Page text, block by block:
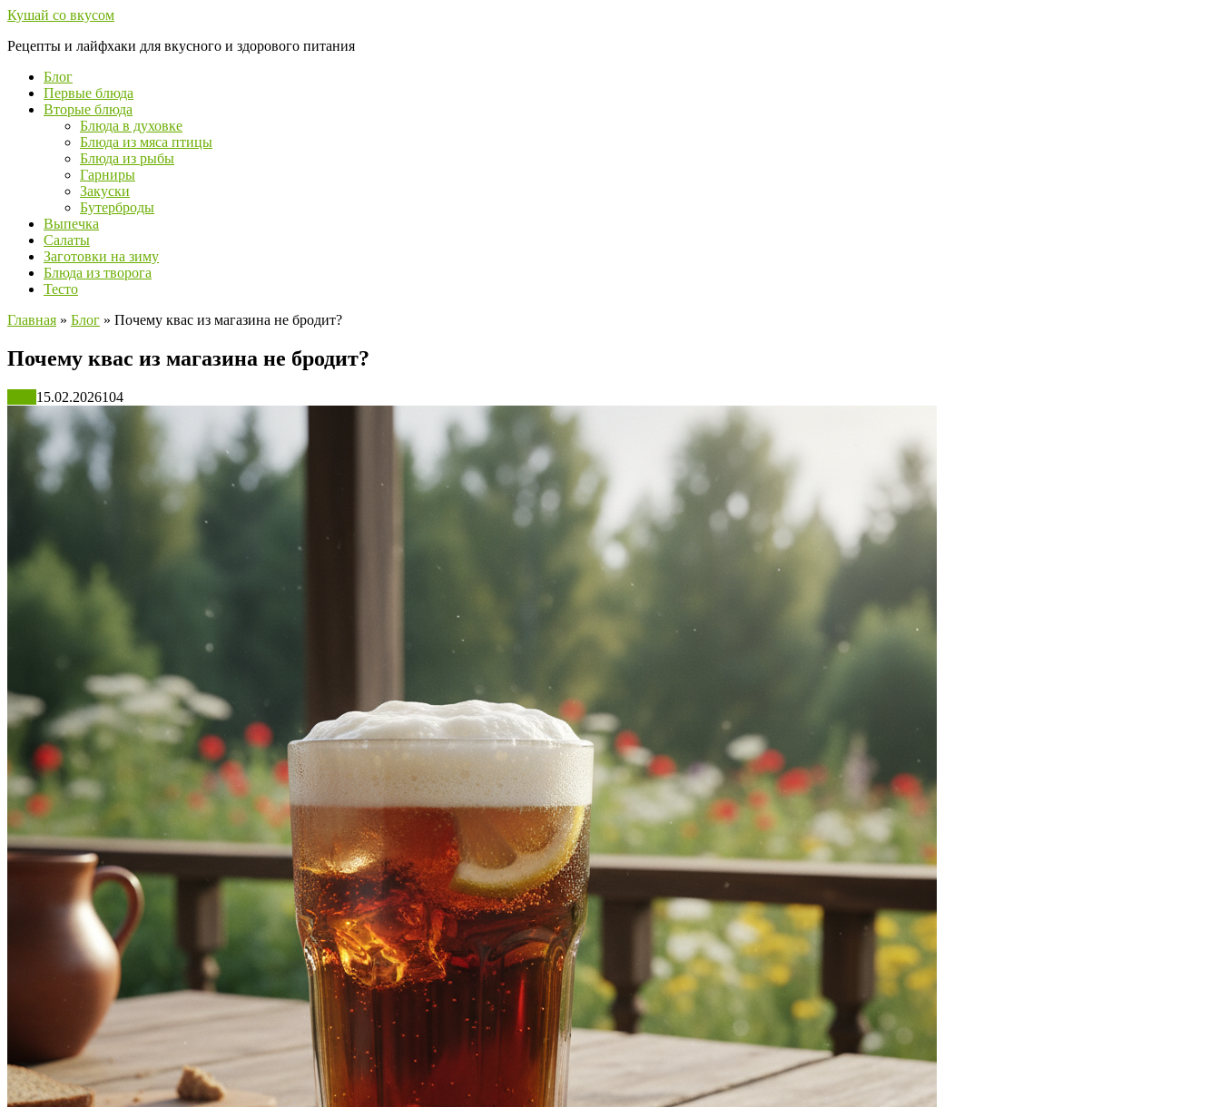
Перейти
контенту
Кушай со вкусом
Рецепты и лайфхаки для вкусного и здорового питания
Блог
Первые блюда
Вторые блюда
Блюда в духовке
Блюда из мяса птицы
Блюда из рыбы
Гарниры
Закуски
Бутерброды
Выпечка
Салаты
Заготовки на зиму
Блюда из творога
Тесто
Главная » Блог » Почему квас из магазина не бродит?
Почему квас из магазина не бродит?
15.02.2026104